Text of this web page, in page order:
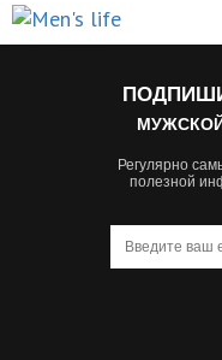
МУЖСКОЙ
Регулярно
полезной